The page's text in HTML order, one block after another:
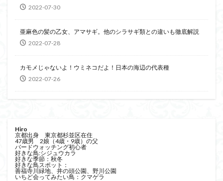
2022-07-30
亜麻色の髪の乙女、アマサギ。他のシラサギ類との違いも徹底解説
2022-07-28
カモメじゃないよ！ウミネコだよ！日本の海辺の代表種
2022-07-26
Hiro
京都出身 東京都杉並区在住
47歳男 2娘（4歳・9歳）の父
バードウォッチング初心者
好きな鳥:シジュウカラ
好きな季節：秋冬
好きな鳥スポット：
善福寺川緑地、井の頭公園、野川公園
いちど会ってみたい鳥：クマゲラ